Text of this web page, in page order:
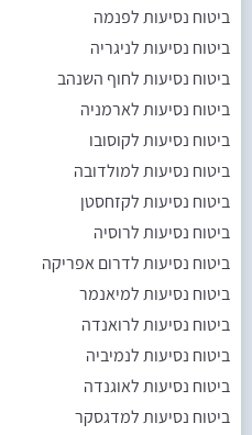
ביטוח נסיעות לפנמה
ביטוח נסיעות לניגריה
ביטוח נסיעות לחוף השנהב
ביטוח נסיעות לארמניה
ביטוח נסיעות לקוסובו
ביטוח נסיעות למולדובה
ביטוח נסיעות לקזחסטן
ביטוח נסיעות לרוסיה
ביטוח נסיעות לדרום אפריקה
ביטוח נסיעות למיאנמר
ביטוח נסיעות לרואנדה
ביטוח נסיעות לנמיביה
ביטוח נסיעות לאוגנדה
ביטוח נסיעות למדגסקר